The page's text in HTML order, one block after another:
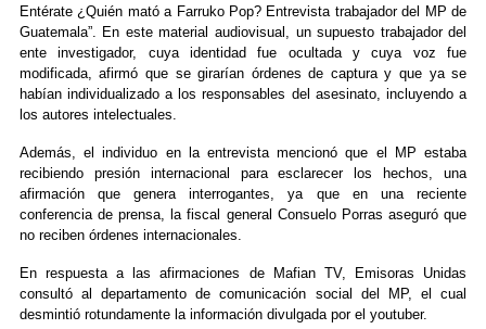
Entérate ¿Quién mató a Farruko Pop? Entrevista trabajador del MP de
Guatemala”. En este material audiovisual, un supuesto trabajador del
ente investigador, cuya identidad fue ocultada y cuya voz fue
modificada, afirmó que se girarían órdenes de captura y que ya se
habían individualizado a los responsables del asesinato, incluyendo a
los autores intelectuales.
Además, el individuo en la entrevista mencionó que el MP estaba
recibiendo presión internacional para esclarecer los hechos, una
afirmación que genera interrogantes, ya que en una reciente
conferencia de prensa, la fiscal general Consuelo Porras aseguró que
no reciben órdenes internacionales.
En respuesta a las afirmaciones de Mafian TV, Emisoras Unidas
consultó al departamento de comunicación social del MP, el cual
desmintió rotundamente la información divulgada por el youtuber.